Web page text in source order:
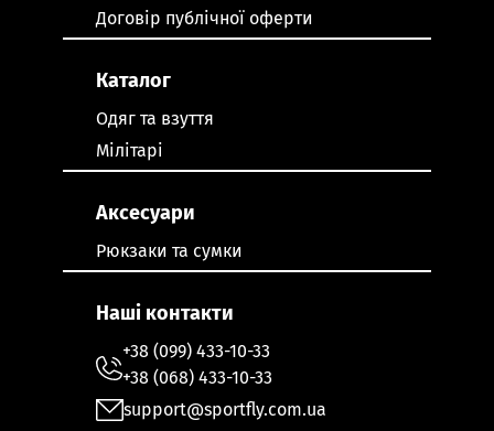
Договір публічної оферти
Каталог
Одяг та взуття
Мілітарі
Аксесуари
Рюкзаки та сумки
Наші контакти
+38 (099) 433-10-33
+38 (068) 433-10-33
support@sportfly.com.ua